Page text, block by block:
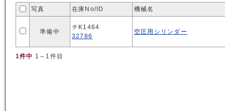
写真
在庫No/ID 機械名
1件中 1～1件目
準備中
チK1464
32786
空圧用シリンダー